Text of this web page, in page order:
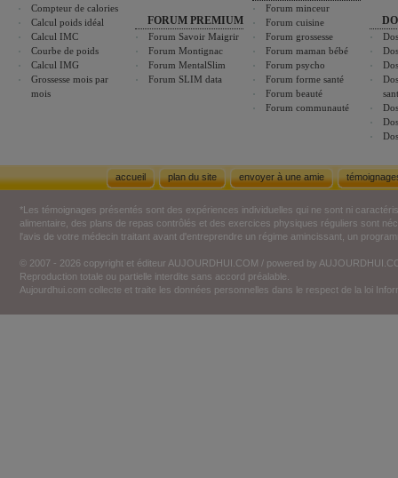
Compteur de calories
Calcul poids idéal
Calcul IMC
Courbe de poids
Calcul IMG
Grossesse mois par
mois
FORUM PREMIUM
Forum Savoir Maigrir
Forum Montignac
Forum MentalSlim
Forum SLIM data
Forum minceur
Forum cuisine
Forum grossesse
Forum maman bébé
Forum psycho
Forum forme santé
Forum beauté
Forum communauté
accueil plan du site envoyer à une amie
*Les témoignages présentés sont des expériences individuelles qui ne sont ni
alimentaire, des plans de repas contrôlés et des exercices physiques réguliers sont
l'avis de votre médecin traitant avant d'entreprendre un régime amincissant, un
© 2007 - 2026 copyright et éditeur AUJOURDHUI.COM / powered by
Reproduction totale ou partielle interdite sans accord préalable.
Aujourdhui.com collecte et traite les données personnelles dans le respect de la loi